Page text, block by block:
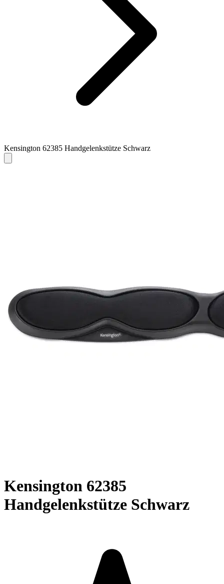
Kensington 62385 Handgelenkstütze Schwarz
Kensington 62385
Handgelenkstütze Schwarz